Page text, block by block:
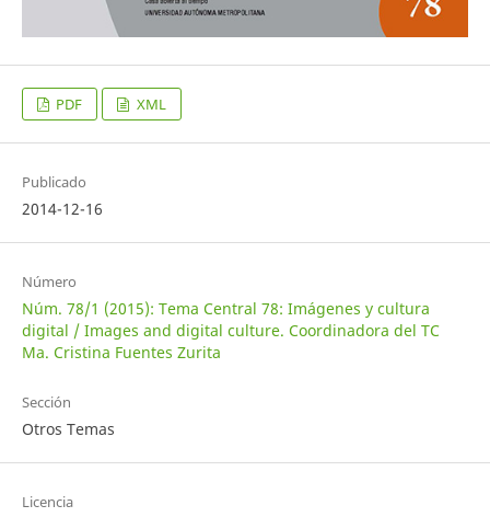
PDF XML
Publicado
2014-12-16
Número
Núm. 78/1 (2015): Tema Central 78: Imágenes y cultura
digital / Images and digital culture. Coordinadora del TC
Ma. Cristina Fuentes Zurita
Sección
Otros Temas
Licencia